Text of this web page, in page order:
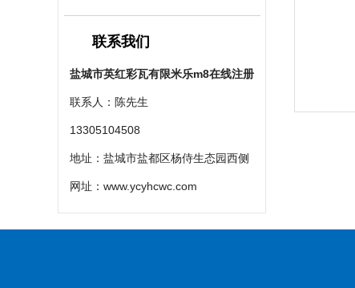
联系我们
盐城市英红彩瓦有限米乐m8在线注册
联系人：陈先生
13305104508
地址：盐城市盐都区杨侍生态园西侧
网址： www.ycyhcwc.com